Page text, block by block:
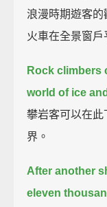
浪漫時期遊客的
火車在全景窗戶
Rock climbers
world of ice
攀岩客可以在
界。
After another
eleven